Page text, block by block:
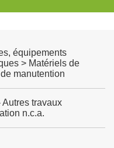
équipements
> Matériels de
manutention
Autres travaux
n.c.a.